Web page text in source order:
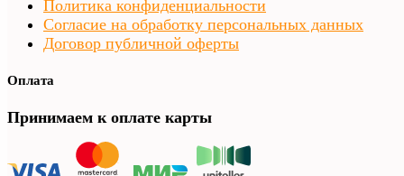
Политика конфиденциальности
Согласие на обработку персональных данных
Договор публичной оферты
Оплата
Принимаем к оплате карты